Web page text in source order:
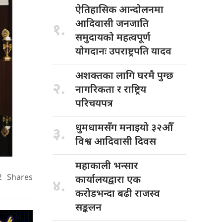
Shares
१.
ऐतिहासिक आन्दोलनमा
आदिवासी जनजाति
समुदायको महत्वपूर्ण
योगदानः उपराष्ट्रपति यादव
२.
अशक्तका लागिघरमै पुग्छ
नागरिकता र राष्ट्रिय
परिचयपत्र
३. धुमधामसँग मनाइयो ३२औँ
विश्व आदिवासी दिवस
४.
महाकाली भन्सार
कार्यालयद्वारा एक
करोडभन्दा बढी राजस्व
सङ्कलन